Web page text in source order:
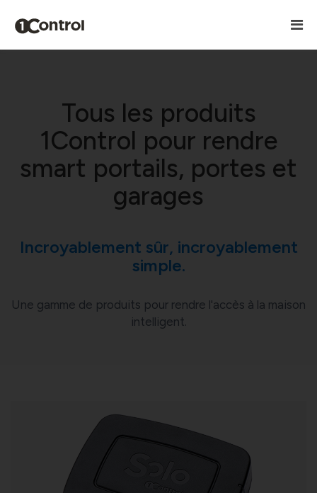
Tous les produits
1Control pour rendre
smart portails, portes et
garages
Incroyablement sûr, incroyablement
simple.
Une gamme de produits pour rendre l'accès à la maison
intelligent.